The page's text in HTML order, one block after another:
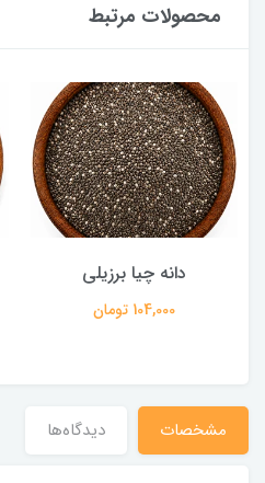
محصولات مرتبط
دانه چیا برزیلی
104,000 تومان
مشخصات دیدگاه‌ها